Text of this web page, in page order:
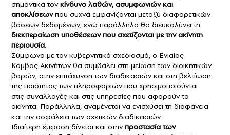
σημαντικά τονκίνδυνο λαθών, ασυμφωνιών και
αποκλίσεωνπου συχνά εμφανίζονται μεταξύ διαφορετικών
βάσεων δεδομένων, ενώ παράλληλα θα διευκολύνει τη
διεκπεραίωση υποθέσεων που σχετίζονται με την ακίνητη
περιουσία.
Σύμφωνα με τον κυβερνητικό σχεδιασμό, ο Ενιαίος
Κόμβος Ακινήτων θα συμβάλει στη μείωση των διοικητικών
βαρών, στην επιτάχυνση των διαδικασιών και στη βελτίωση
της ποιότητας των πληροφοριών που χρησιμοποιούνται
στις συναλλαγές και στις υπηρεσίες που αφορούν τα
ακίνητα. Παράλληλα, αναμένεται να ενισχύσει τη διαφάνεια
και την ασφάλεια των σχετικών διαδικασιών.
Ιδιαίτερη έμφαση δίνεται και στηνπροστασία των